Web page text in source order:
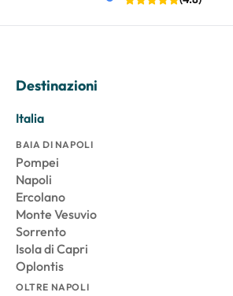
Destinazioni
Italia
BAIA DI NAPOLI
Pompei
Napoli
Ercolano
Monte Vesuvio
Sorrento
Isola di Capri
Oplontis
OLTRE NAPOLI